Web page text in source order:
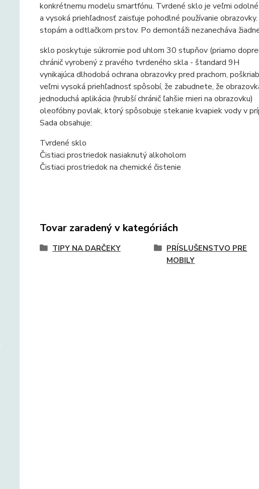
konkrétnemu modelu smartfónu. Tvrdené sklo je veľmi
a vysoká priehľadnosť zaisťuje pohodlné používanie
stopám a odtlačkom prstov. Po demontáži nezanecháva
sklo poskytuje súkromie pod uhlom 30 stupňov (priamo
chránič vyrobený z pravého tvrdeného skla - štandard 9H
vynikajúca dlhodobá ochrana obrazovky pred prachom,
veľmi vysoká priehľadnosť spôsobí, že zabudnete, že
jednoduchá aplikácia (hrubší chránič ľahšie mieri na obrazovku)
oleofóbny povlak, ktorý spôsobuje stekanie kvapiek vody v
Sada obsahuje:
Tvrdené sklo
Čistiaci prostriedok nasiaknutý alkoholom
Čistiaci prostriedok na chemické čistenie
Tovar zaradený v kategóriách
TIPY NA DARČEKY
PRÍSLUŠENSTVO PRE
MOBILY